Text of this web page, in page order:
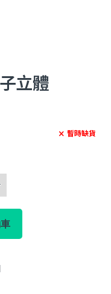
立體
暫時缺貨